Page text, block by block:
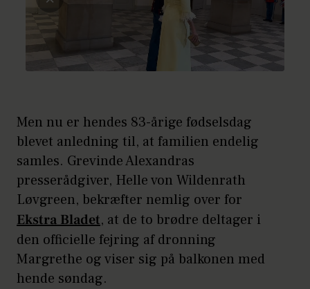
Men nu er hendes 83-årige fødselsdag
blevet anledning til, at familien endelig
samles. Grevinde Alexandras
presserådgiver, Helle von Wildenrath
Løvgreen, bekræfter nemlig over for
Ekstra Bladet, at de to brødre deltager i
den officielle fejring af dronning
Margrethe og viser sig på balkonen med
hende søndag.